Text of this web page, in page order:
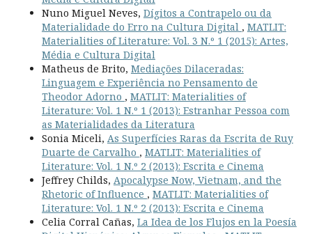
Nuno Miguel Neves, Dígitos a Contrapelo ou da
Materialidade do Erro na Cultura Digital , MATLIT:
Materialities of Literature: Vol. 3 N.º 1 (2015): Artes,
Média e Cultura Digital
Matheus de Brito, Mediações Dilaceradas:
Linguagem e Experiência no Pensamento de
Theodor Adorno , MATLIT: Materialities of
Literature: Vol. 1 N.º 1 (2013): Estranhar Pessoa com
as Materialidades da Literatura
Sonia Miceli, As Superfícies Raras da Escrita de Ruy
Duarte de Carvalho , MATLIT: Materialities of
Literature: Vol. 1 N.º 2 (2013): Escrita e Cinema
Jeffrey Childs, Apocalypse Now, Vietnam, and the
Rhetoric of Influence , MATLIT: Materialities of
Literature: Vol. 1 N.º 2 (2013): Escrita e Cinema
Celia Corral Cañas, La Idea de los Flujos en la Poesía